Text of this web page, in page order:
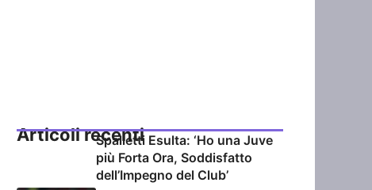
Articoli recentiSpalletti Esulta: ‘Ho una Juve
più Forta Ora, Soddisfatto
dell’Impegno del Club’